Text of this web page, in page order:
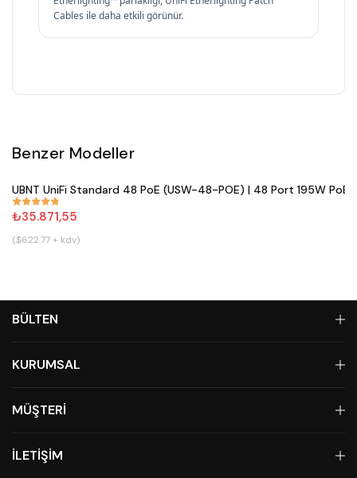
Cables ile daha etkili görünür.
Benzer Modeller
#861
UBNT UniFi Standard 48 PoE (USW-48-POE) | 48 Port 195W
₺35.871,55
($622.77 + kdv)
BÜLTEN
KURUMSAL
MÜŞTERİ
İLETİŞİM